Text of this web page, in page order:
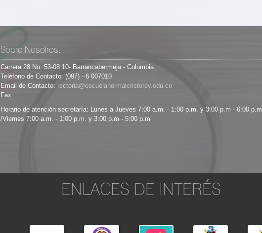
Sobre Nosotros.
Carrera 28 No. 53-08 10- Barrancabermeja - Colombia.
Teléfono de Contacto: (097) - 6 007010
Email de Contacto:
Fax:
Horario de atención secretaría: Lunes a Jueves 7:00 a.m. - 1:00 p.m. y 3:00 p.m - 6:00 p.m
/Viernes 7:00 a.m. - 1:00 p.m. y 3:00 p.m - 5:00 p.m
ENLACES DE INTERÉS